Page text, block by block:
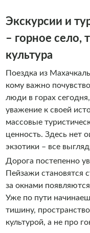
Экскурсии и
– горное село,
культура
Поездка из
кому важно
люди в горах
уважение к своей
массовые
ценность. Здесь нет
экзотики – все
Дорога постепенно
Пейзажи становятся
за окнами
Уже по пути
тишину,
культурой, а не про